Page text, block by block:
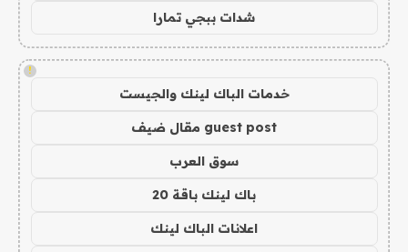
شدات ببجي تمارا
!
خدمات الباك لينك والجيست
guest post مقال ضيف
سوق العرب
باك لينك باقة 20
اعلانات الباك لينك